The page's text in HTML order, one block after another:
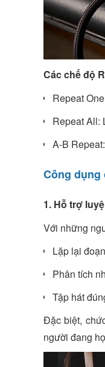
Các chế độ
Repeat
Repeat All:
A-B
Công dụng
1. Hỗ trợ
Với những
Lặp lại
Phân tích
Tập hát
Đặc biệt,
người đang